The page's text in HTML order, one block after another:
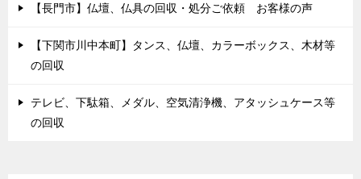
【長門市】仏壇、仏具の回収・処分ご依頼 お客様の声
【下関市川中本町】タンス、仏壇、カラーボックス、木材等
の回収
テレビ、下駄箱、メダル、空気清浄機、アタッシュケース等
の回収